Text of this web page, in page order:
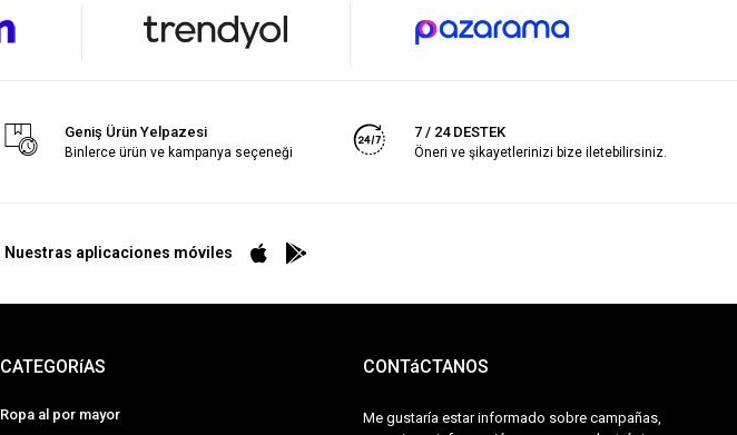
Geniş Ürün Yelpazesi
Binlerce ürün ve kampanya seçeneği
7 / 24 DESTEK
Öneri ve şikayetlerinizi bize iletebilirsiniz.
Nuestras aplicaciones móviles
CATEGORíAS
Ropa al por mayor
CONTáCTANOS
Me gustaría estar informado sobre campañas,